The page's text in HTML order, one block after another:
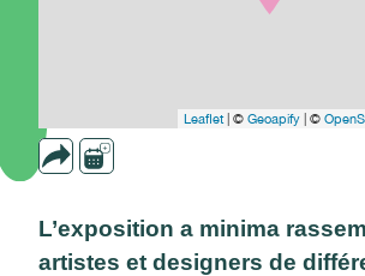
Leaflet| © Geoapify | ©
L’exposition a minima
artistes et designers de